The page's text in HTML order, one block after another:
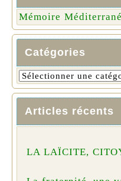
Mémoire
Catégories
Articles récents
LA LAÏCITE,